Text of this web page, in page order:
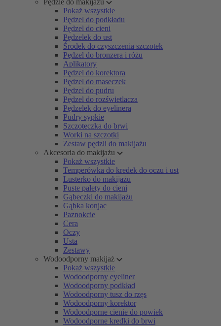
Pędzle do makijażu
Pokaż wszystkie
Pędzel do podkładu
Pędzel do cieni
Pędzelek do ust
Środek do czyszczenia szczotek
Pędzel do bronzera i różu
Aplikatory
Pędzel do korektora
Pędzel do maseczek
Pędzel do pudru
Pędzel do rozświetlacza
Pędzelek do eyelinera
Pudry sypkie
Szczoteczka do brwi
Worki na szczotki
Zestaw pędzli do makijażu
Akcesoria do makijażu
Pokaż wszystkie
Temperówka do kredek do oczu i ust
Lusterko do makijażu
Puste palety do cieni
Gąbeczki do makijażu
Gąbka konjac
Paznokcie
Cera
Oczy
Usta
Zestawy
Wodoodporny makijaż
Pokaż wszystkie
Wodoodporny eyeliner
Wodoodporny podkład
Wodoodporny tusz do rzęs
Wodoodporny korektor
Wodoodporne cienie do powiek
Wodoodporne kredki do brwi